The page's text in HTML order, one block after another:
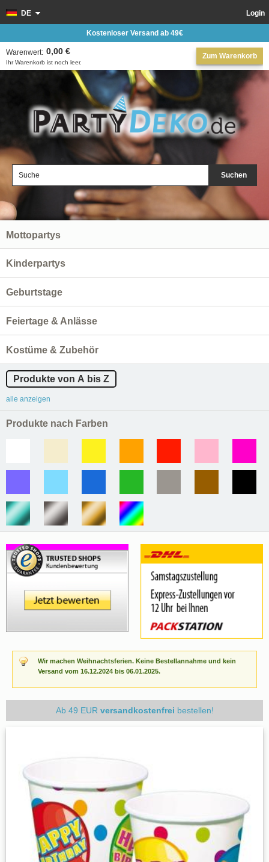
Suchen
Login
DE
Zum Warenkorb
Ihr Warenkorb ist noch leer.
Warenwert: 0,00 €
Kostenloser Versand ab 49€
Wir machen Weihnachtsferien. Keine Bestellannahme und kein
Versand vom 16.12.2024 bis 06.01.2025.
Ab 49 EUR versandkostenfrei bestellen!
Mottopartys
Kinderpartys
Geburtstage
Feiertage & Anlässe
Kostüme & Zubehör
Produkte von A bis Z
alle anzeigen
Produkte nach Farben